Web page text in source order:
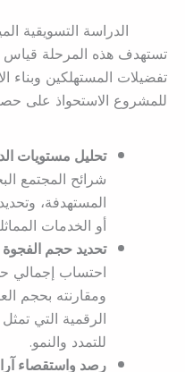
الدراسة التسويقية
تستهدف هذه المرحلة
تفضيلات المستهلكين وبناء
للمشروع الاستحواذ على
تحليل مستويات
شرائح المجتمع
المستهدفة،
أو الخدمات
تحديد حجم
احتساب إجمالي
ومقارنته بحجم
الرقمية التي
للتمدد والنمو.
رصد واستقصاء